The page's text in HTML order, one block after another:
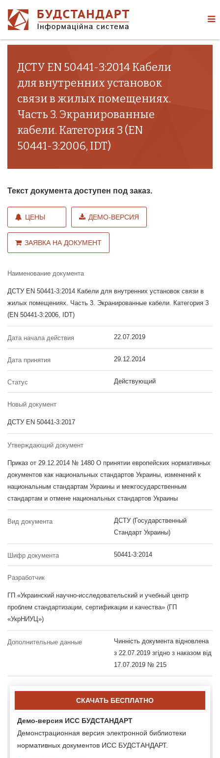
ДСТУ EN 50441-3:2014 Кабели
для внутренних установок
связи в жилых помещениях.
Часть 3. Экранированные
кабели. Категория 3 (EN
50441-3:2006, IDT)
Текст документа доступен под заказ.
ЦЕНЫ ДЕМО-ВЕРСИЯ
ЗАЯВКА НА ДОКУМЕНТ
Наименование документа
ДСТУ EN 50441-3:2014 Кабели для внутренних установок связи в
жилых помещениях. Часть 3. Экранированные кабели. Категория 3
(EN 50441-3:2006, IDT)
Дата начала действия 22.07.2019
Дата принятия 29.12.2014
Статус Действующий
Новый документ
ДСТУ EN 50441-3:2017
Утверждающий документ
Приказ от 29.12.2014 № 1480 О принятии европейских нормативных
документов как национальных стандартов Украины, изменений к
национальным стандартам Украины и межгосударственным
стандартам и отмене национальных стандартов Украины
Вид документа
ДСТУ (Государственный
Стандарт Украины)
Шифр документа 50441-3:2014
Разработчик
ГП «Украинский научно-исследовательский и учебный центр
проблем стандартизации, сертификации и качества» (ГП
«УкрНИУЦ»)
Дополнительные данные
Чинність документа відновлена
з 22.07.2019 згідно з наказом від
17.07.2019 № 215
СКАЧАТЬ БЕСПЛАТНО
Демо-версия ИСС БУДСТАНДАРТ
Демонстрационная версия электронной библиотеки
нормативных документов ИСС БУДСТАНДАРТ.